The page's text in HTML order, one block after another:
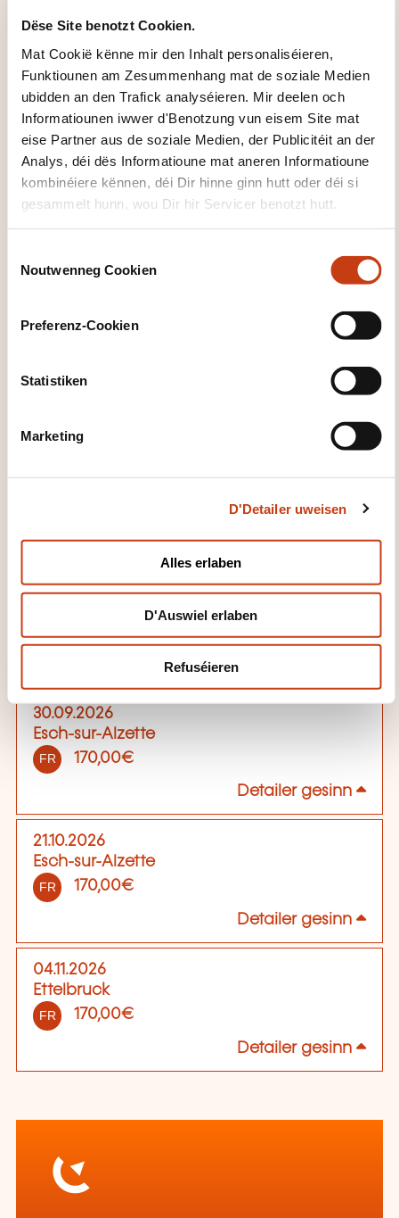
Dëse Site benotzt Cookien.
Mat Cookië kënne mir den Inhalt personaliséieren,
Funktiounen am Zesummenhang mat de soziale Medien
ubidden an den Trafick analyséieren. Mir deelen och
Informatiounen iwwer d'Benotzung vun eisem Site mat
eise Partner aus de soziale Medien, der Publicitéit an der
Analys, déi dës Informatioune mat aneren Informatioune
kombinéiere kënnen, déi Dir hinne ginn hutt oder déi si
gesammelt hunn, wou Dir hir Servicer benotzt hutt.
Noutwenneg Cookien
Preferenz-Cookien
Statistiken
Marketing
D'Detailer uweisen
Alles erlaben
D'Auswiel erlaben
Refuséieren
WÉI ENG SUPPORTE GINN ZUR
VERFÜGUNG GESTALLT?
Principaux textes légaux, formulaire de demande de
cofinancement.
WÉINI ASS DÉI NÄCHST
SESSIOUN?
FR 170,00€
Detailer gesinn
Forum Geesseknäppchen
de 9h00 à 12h00 et de 13h00 à 16h00
16.09.2026
30.09.2026
Esch-sur-Alzette
FR 170,00€
Detailer gesinn
21.10.2026
Esch-sur-Alzette
FR 170,00€
Detailer gesinn
04.11.2026
Ettelbruck
FR 170,00€
Detailer gesinn